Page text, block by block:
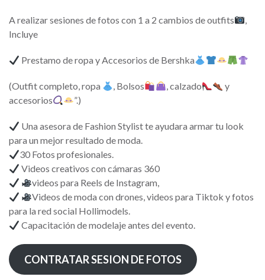
A realizar sesiones de fotos con 1 a 2 cambios de outfits
,
Incluye
Prestamo de ropa y Accesorios de Bershka
(Outfit completo, ropa , Bolsos , calzado
y
accesorios
”.)
Una asesora de Fashion Stylist te ayudara armar tu look
para un mejor resultado de moda.
30 Fotos profesionales.
Videos creativos con cámaras 360
videos para Reels de Instagram,
Videos de moda con drones, videos para Tiktok y fotos
para la red social Hollimodels.
Capacitación de modelaje antes del evento.
CONTRATAR SESION DE FOTOS